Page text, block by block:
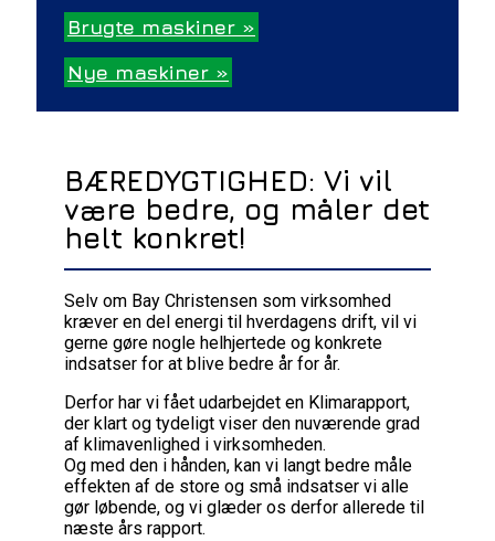
Brugte maskiner »
Nye maskiner »
BÆREDYGTIGHED: Vi vil
være bedre, og måler det
helt konkret!
Selv om Bay Christensen som virksomhed
kræver en del energi til hverdagens drift, vil vi
gerne gøre nogle helhjertede og konkrete
indsatser for at blive bedre år for år.
Derfor har vi fået udarbejdet en Klimarapport,
der klart og tydeligt viser den nuværende grad
af klimavenlighed i virksomheden.
Og med den i hånden, kan vi langt bedre måle
effekten af de store og små indsatser vi alle
gør løbende, og vi glæder os derfor allerede til
næste års rapport.